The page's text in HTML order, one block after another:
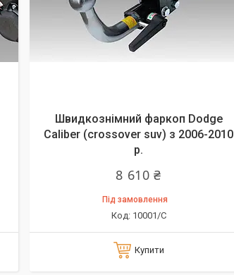
Швидкознімний фаркоп Dodge
Caliber (crossover suv) з 2006-2010
р.
8 610 ₴
Під замовлення
10001/C
Купити